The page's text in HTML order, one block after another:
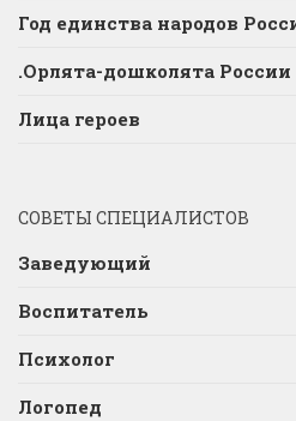
Год единства народов
.Орлята-дошколята России
Лица героев
СОВЕТЫ СПЕЦИАЛИСТОВ
Заведующий
Воспитатель
Психолог
Логопед